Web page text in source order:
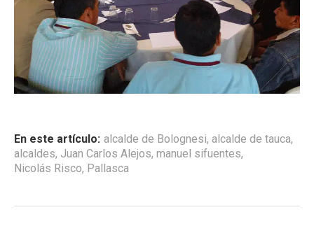
En este artículo: alcalde de Bolognesi, alcalde de tauca,
alcaldes, Juan Carlos Alejos, manuel sifuentes,
Nicolás Risco, Pallasca